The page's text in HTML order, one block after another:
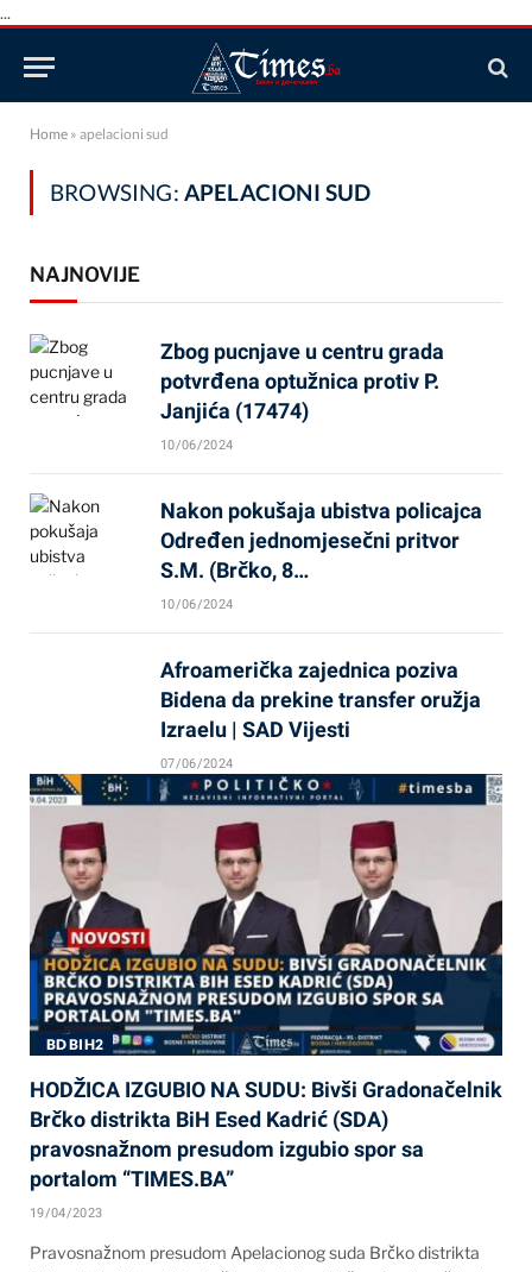
...
Home » apelacioni sud
BROWSING: APELACIONI SUD
NAJNOVIJE
Zbog pucnjave u centru grada
potvrđena optužnica protiv P.
Janjića (17474)
10/06/2024
Nakon pokušaja ubistva policajca
Određen jednomjesečni pritvor
S.M. (Brčko, 8…
10/06/2024
Afroamerička zajednica poziva
Bidena da prekine transfer oružja
Izraelu | SAD Vijesti
07/06/2024
BD BIH2
HODŽICA IZGUBIO NA SUDU: Bivši Gradonačelnik
Brčko distrikta BiH Esed Kadrić (SDA)
pravosnažnom presudom izgubio spor sa
portalom “TIMES.BA”
19/04/2023
Pravosnažnom presudom Apelacionog suda Brčko distrikta